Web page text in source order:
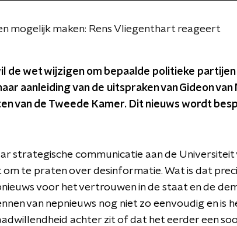
mogelijk maken: Rens Vliegenthart reageert
de wet wijzigen om bepaalde politieke partijen
aanleiding van de uitspraken van Gideon van
van de Tweede Kamer. Dit nieuws wordt
strategische communicatie aan de Universiteit
om te praten over desinformatie. Wat is dat
voor het vertrouwen in de staat en de
van nepnieuws nog niet zo eenvoudig en is
achter zit of dat het eerder een